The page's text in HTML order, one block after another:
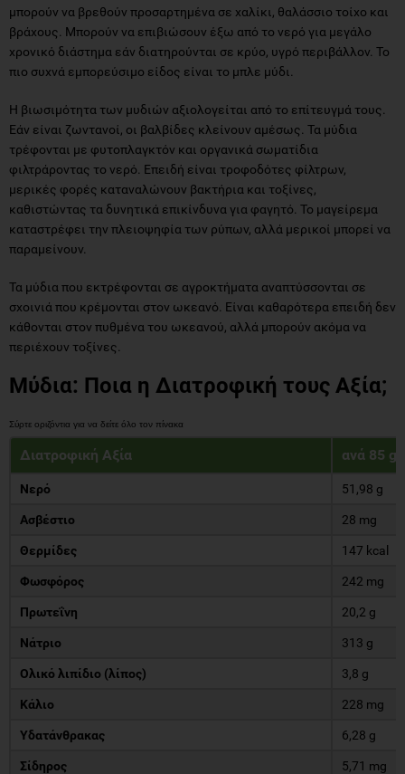
μπορούν να βρεθούν προσαρτημένα σε χαλίκι, θαλάσσιο τοίχο και
βράχους. Μπορούν να επιβιώσουν έξω από το νερό για μεγάλο
χρονικό διάστημα εάν διατηρούνται σε κρύο, υγρό περιβάλλον. Το
πιο συχνά εμπορεύσιμο είδος είναι το μπλε μύδι.
Η βιωσιμότητα των μυδιών αξιολογείται από το επίτευγμά τους.
Εάν είναι ζωντανοί, οι βαλβίδες κλείνουν αμέσως. Τα μύδια
τρέφονται με φυτοπλαγκτόν και οργανικά σωματίδια
φιλτράροντας το νερό. Επειδή είναι τροφοδότες φίλτρων,
μερικές φορές καταναλώνουν βακτήρια και τοξίνες,
καθιστώντας τα δυνητικά επικίνδυνα για φαγητό. Το μαγείρεμα
καταστρέφει την πλειοψηφία των ρύπων, αλλά μερικοί μπορεί να
παραμείνουν.
Τα μύδια που εκτρέφονται σε αγροκτήματα αναπτύσσονται σε
σχοινιά που κρέμονται στον ωκεανό. Είναι καθαρότερα επειδή δεν
κάθονται στον πυθμένα του ωκεανού, αλλά μπορούν ακόμα να
περιέχουν τοξίνες.
Μύδια: Ποια η Διατροφική τους Αξία;
Διατροφική Αξία ανά 85 g
Νερό 51,98 g
Ασβέστιο 28 mg
Θερμίδες 147 kcal
Φωσφόρος 242 mg
Πρωτεΐνη 20,2 g
Νάτριο 313 g
Ολικό λιπίδιο (λίπος) 3,8 g
Κάλιο 228 mg
Υδατάνθρακας 6,28 g
Σίδηρος 5,71 mg